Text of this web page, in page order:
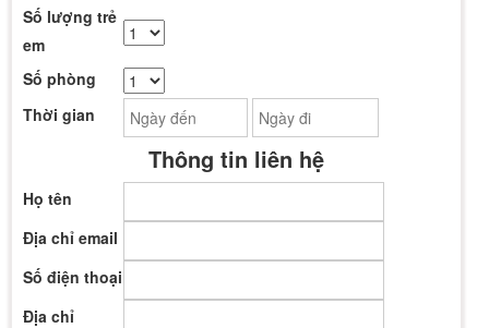
Số lượng trẻ
em
Số phòng
Thời gian
Thông tin liên hệ
Họ tên
Địa chỉ email
Số điện thoại
Địa chỉ